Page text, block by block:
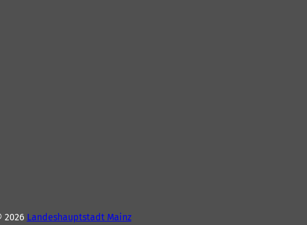
2026 Landeshauptstadt Mainz